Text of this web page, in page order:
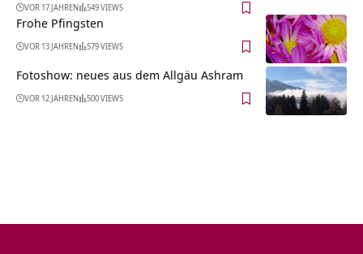
VOR 17 JAHREN 549 VIEWS
Frohe Pfingsten
VOR 13 JAHREN 579 VIEWS
Fotoshow: neues aus dem Allgäu Ashram
VOR 12 JAHREN 500 VIEWS